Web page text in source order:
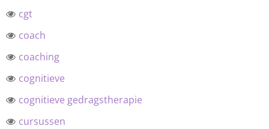
cgt
coach
coaching
cognitieve
cognitieve gedragstherapie
cursussen